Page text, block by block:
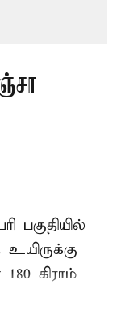
பகுதியில்
கிராம்